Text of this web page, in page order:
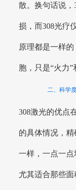
散。换句话说
损，而308光疗
原理都是一样
胞，只是“火力”
二、科学
308激光的优点
的具体情况，
一样，一点一点
尤其适合那些